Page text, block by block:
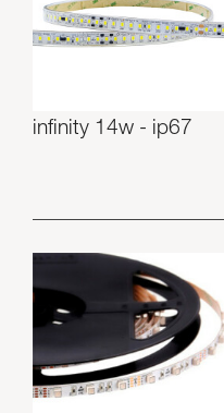
infinity 14w - ip67